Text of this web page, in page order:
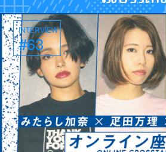
INTERVIEW
#63